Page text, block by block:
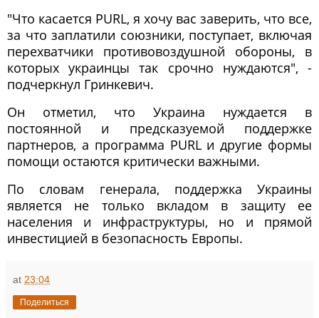
"Что касается PURL, я хочу вас заверить, что все,
за что заплатили союзники, поступает, включая
перехватчики противовоздушной обороны, в
которых украинцы так срочно нуждаются", -
подчеркнул Гринкевич.
Он отметил, что Украина нуждается в
постоянной и предсказуемой поддержке
партнеров, а программа PURL и другие формы
помощи остаются критически важными.
По словам генерала, поддержка Украины
является не только вкладом в защиту ее
населения и инфраструктуры, но и прямой
инвестицией в безопасность Европы.
at 23:04
Поделиться